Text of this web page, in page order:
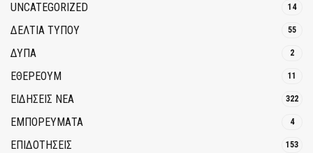
UNCATEGORIZED 14
ΔΕΛΤΙΑ ΤΥΠΟΥ 55
ΔΥΠΑ 2
ΕΘΈΡΕΟΥΜ 11
ΕΙΔΗΣΕΙΣ ΝΕΑ 322
ΕΜΠΟΡΕΥΜΑΤΑ 4
ΕΠΙΔΟΤΗΣΕΙΣ 153